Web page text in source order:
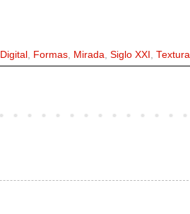
Digital, Formas, Mirada Siglo XXI Textura